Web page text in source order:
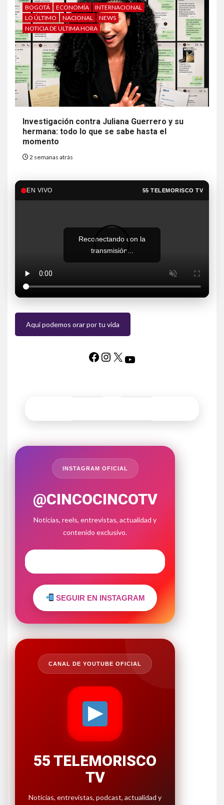
BOGOTÁ ECONOMÍA
INTERNACIONAL
LO ÚLTIMO
NACIONAL
NEWS
NOTICIA DE ULTIMA HORA
Investigación contra Juliana Guerrero y su
hermana: todo lo que se sabe hasta el
momento
2 semanas atrás
EN VIVO 55 TELEMORISCO TV
Reconectando con la
transmisión...
Aqui podemos orar por tu vida
INSTAGRAM OFICIAL
@CINCOCINCOTV
Noticias, reels, entrevistas, actualidad y
contenido exclusivo.
SEGUIR EN INSTAGRAM
CANAL DE YOUTUBE OFICIAL
55 TELEMORISCO
TV
Noticias, entrevistas, podcast, actualidad y